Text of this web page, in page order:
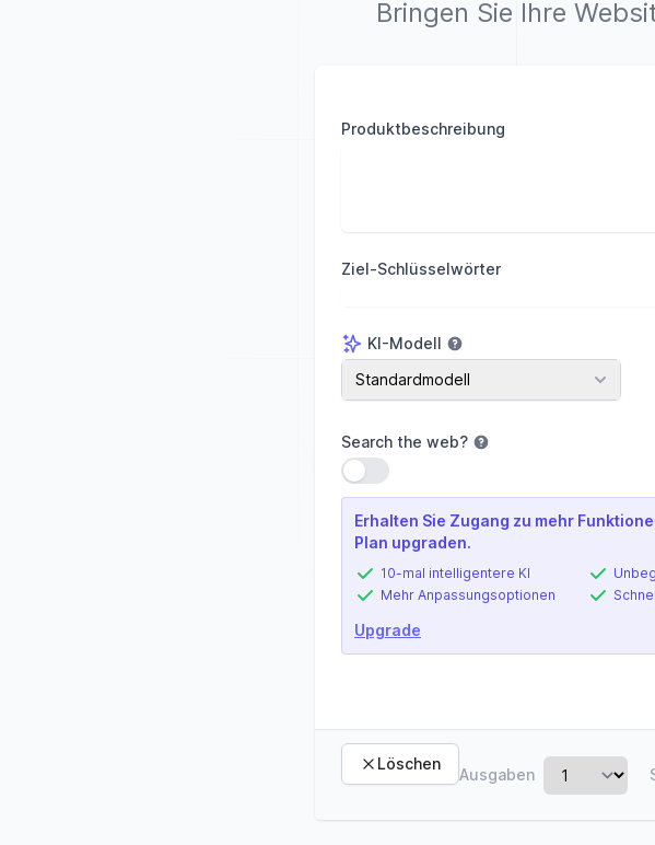
Bringen Sie Ihre
Produktbeschreibung
Ziel-Schlüsselwörter
KI-Modell
KI-Modell
Standardmodell
Search the web?
Einstellung verwenden
Erhalten Sie Zugang zu mehr
Plan upgraden.
10-mal intelligentere KI
Mehr Anpassungsoptionen
Upgrade
Löschen
Ausgaben